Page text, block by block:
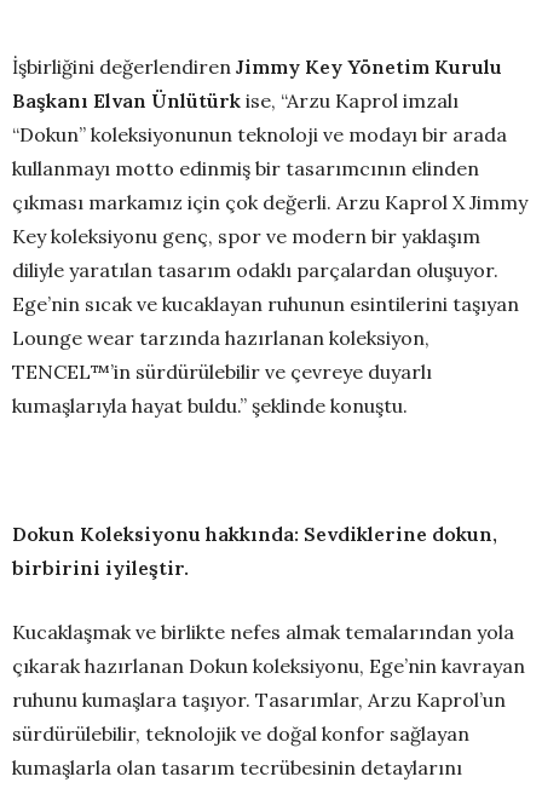
İşbirliğini değerlendiren Jimmy Key Yönetim Kurulu
Başkanı Elvan Ünlütürk ise, “Arzu Kaprol imzalı
“Dokun” koleksiyonunun teknoloji ve modayı bir arada
kullanmayı motto edinmiş bir tasarımcının elinden
çıkması markamız için çok değerli. Arzu Kaprol X Jimmy
Key koleksiyonu genç, spor ve modern bir yaklaşım
diliyle yaratılan tasarım odaklı parçalardan oluşuyor.
Ege’nin sıcak ve kucaklayan ruhunun esintilerini taşıyan
Lounge wear tarzında hazırlanan koleksiyon,
TENCEL™’in sürdürülebilir ve çevreye duyarlı
kumaşlarıyla hayat buldu.” şeklinde konuştu.
Dokun Koleksiyonu hakkında: Sevdiklerine dokun,
birbirini iyileştir.
Kucaklaşmak ve birlikte nefes almak temalarından yola
çıkarak hazırlanan Dokun koleksiyonu, Ege’nin kavrayan
ruhunu kumaşlara taşıyor. Tasarımlar, Arzu Kaprol’un
sürdürülebilir, teknolojik ve doğal konfor sağlayan
kumaşlarla olan tasarım tecrübesinin detaylarını